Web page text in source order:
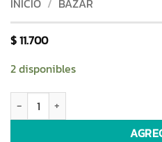
INICIO / BAZAR
$11.700
2 disponibles
Jarro mug 9c bco-negro 300ml c/